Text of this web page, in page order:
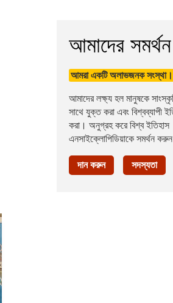
আমাদের
আমরা একটি অলাভজনক সংস্থা।
আমাদের লক্ষ্য হল মানুষকে
সাথে যুক্ত করা এবং বিশ্বব্যাপী
করা। অনুগ্রহ করে বিশ্ব ইতিহাস
এনসাইক্লোপিডিয়াকে সমর্থন
দান করুন সদস্যতা